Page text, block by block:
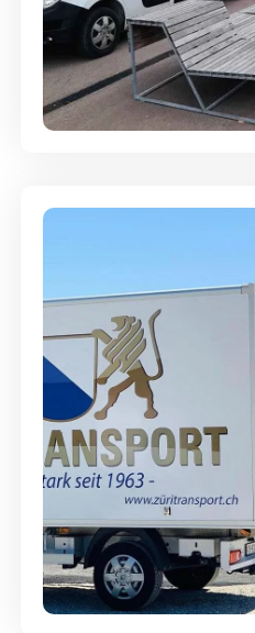
Umzugsreinigung
Abgabegarantie
Möbellagerung -
aufbewahrt